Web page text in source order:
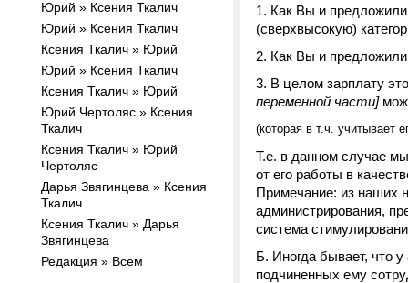
Юрий » Ксения Ткалич
Юрий » Ксения Ткалич
Ксения Ткалич » Юрий
Юрий » Ксения Ткалич
Ксения Ткалич » Юрий
Юрий Чертоляс » Ксения
Ткалич
Ксения Ткалич » Юрий
Чертоляс
Дарья Звягинцева » Ксения
Ткалич
Ксения Ткалич » Дарья
Звягинцева
Редакция » Всем
1. Как Вы и
(сверхвысокую)
2. Как Вы и
3. В целом зарплату
переменной части]
(которая в т.ч. учитывает
Т.е. в данном случае
от его работы в
Примечание: из наших
администрирования,
система
Б. Иногда бывает, что
подчиненных ему